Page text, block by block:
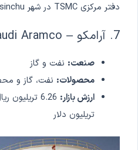
دفتر مرکزی TSMC در شهر Hsinchu تایوان قرار دارد.
7. آرامکو – Saudi Aramco
صنعت: نفت و گاز
محصولات: نفت، گاز و
ارزش بازار:
تریلیون دلار